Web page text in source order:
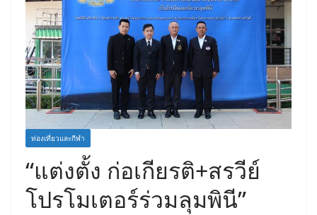
ท่องเที่ยวและกีฬา
“แต่งตั้ง ก่อเกียรติ+สรวีย์
โปรโมเตอร์ร่วมลุมพินี”